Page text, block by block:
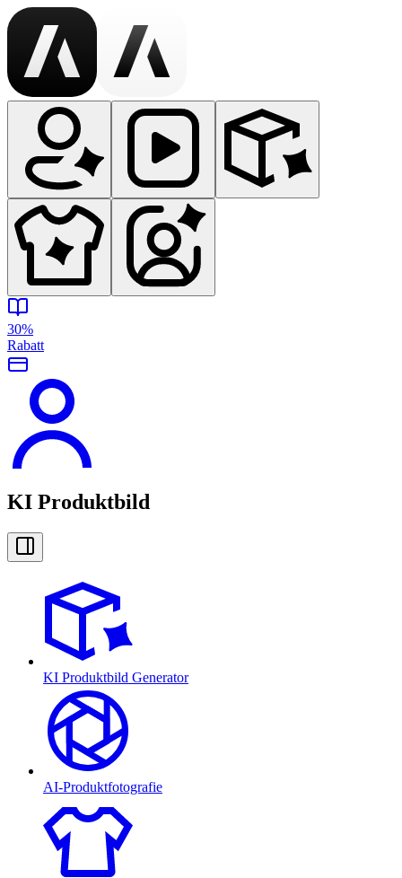
30%
Rabatt
KI Produktbild
KI Produktbild Generator
AI-Produktfotografie